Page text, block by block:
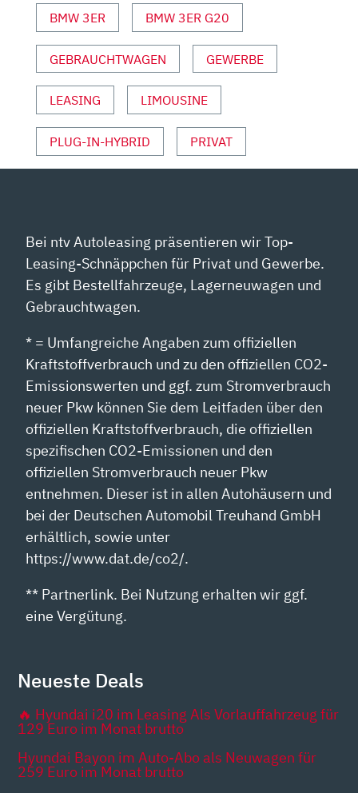
VON
YOUTUBE
ANZEIGEN
BMW 3ER BMW 3ER G20
GEBRAUCHTWAGEN GEWERBE
LEASING LIMOUSINE
PLUG-IN-HYBRID PRIVAT
Bei ntv Autoleasing präsentieren wir Top-
Leasing-Schnäppchen für Privat und Gewerbe.
Es gibt Bestellfahrzeuge, Lagerneuwagen und
Gebrauchtwagen.
* = Umfangreiche Angaben zum offiziellen
Kraftstoffverbrauch und zu den offiziellen CO2-
Emissionswerten und ggf. zum Stromverbrauch
neuer Pkw können Sie dem Leitfaden über den
offiziellen Kraftstoffverbrauch, die offiziellen
spezifischen CO2-Emissionen und den
offiziellen Stromverbrauch neuer Pkw
entnehmen. Dieser ist in allen Autohäusern und
bei der Deutschen Automobil Treuhand GmbH
erhältlich, sowie unter
https://www.dat.de/co2/.
** Partnerlink. Bei Nutzung erhalten wir ggf.
eine Vergütung.
Neueste Deals
🔥 Hyundai i20 im Leasing Als Vorlauffahrzeug für
129 Euro im Monat brutto
Hyundai Bayon im Auto-Abo als Neuwagen für
259 Euro im Monat brutto